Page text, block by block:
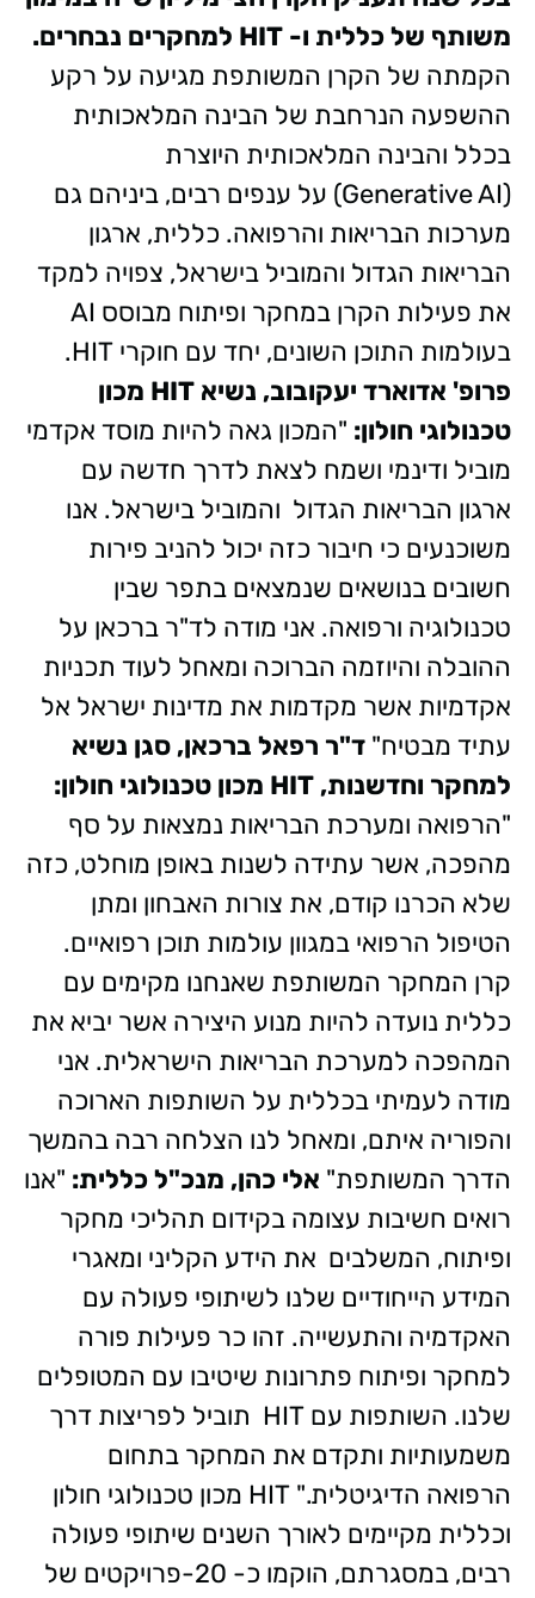
משותף של כללית ו- HIT למחקרים נבחרים.
הקמתה של הקרן המשותפת מגיעה על רקע
ההשפעה הנרחבת של הבינה המלאכותית
בכלל והבינה המלאכותית היוצרת
(Generative AI) על ענפים רבים, ביניהם גם
מערכות הבריאות והרפואה. כללית, ארגון
הבריאות הגדול והמוביל בישראל, צפויה למקד
את פעילות הקרן במחקר ופיתוח מבוסס AI
בעולמות התוכן השונים, יחד עם חוקרי HIT.
פרופ' אדוארד יעקובוב, נשיא HIT מכון
טכנולוגי חולון: "המכון גאה להיות מוסד אקדמי
מוביל ודינמי ושמח לצאת לדרך חדשה עם
ארגון הבריאות הגדול והמוביל בישראל. אנו
משוכנעים כי חיבור כזה יכול להניב פירות
חשובים בנושאים שנמצאים בתפר שבין
טכנולוגיה ורפואה. אני מודה לד"ר ברכאן על
ההובלה והיוזמה הברוכה ומאחל לעוד תכניות
אקדמיות אשר מקדמות את מדינות ישראל אל
עתיד מבטיח" ד"ר רפאל ברכאן, סגן נשיא
למחקר וחדשנות, HIT מכון טכנולוגי חולון:
"הרפואה ומערכת הבריאות נמצאות על סף
מהפכה, אשר עתידה לשנות באופן מוחלט, כזה
שלא הכרנו קודם, את צורות האבחון ומתן
הטיפול הרפואי במגוון עולמות תוכן רפואיים.
קרן המחקר המשותפת שאנחנו מקימים עם
כללית נועדה להיות מנוע היצירה אשר יביא את
המהפכה למערכת הבריאות הישראלית. אני
מודה לעמיתי בכללית על השותפות הארוכה
והפוריה איתם, ומאחל לנו הצלחה רבה בהמשך
הדרך המשותפת" אלי כהן, מנכ"ל כללית: "אנו
רואים חשיבות עצומה בקידום תהליכי מחקר
ופיתוח, המשלבים את הידע הקליני ומאגרי
המידע הייחודיים שלנו לשיתופי פעולה עם
האקדמיה והתעשייה. זהו כר פעילות פורה
למחקר ופיתוח פתרונות שיטיבו עם המטופלים
שלנו. השותפות עם HIT תוביל לפריצות דרך
משמעותיות ותקדם את המחקר בתחום
הרפואה הדיגיטלית." HIT מכון טכנולוגי חולון
וכללית מקיימים לאורך השנים שיתופי פעולה
רבים, במסגרתם, הוקמו כ- 20-פרויקטים של